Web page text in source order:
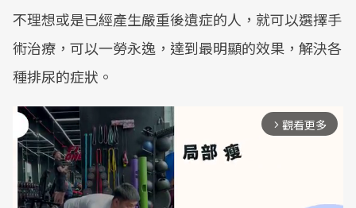
不理想或是已經產生嚴重後遺症的人，就可以選擇手
術治療，可以一勞永逸，達到最明顯的效果，解決各
種排尿的症狀。
arrow_forward_ios 觀看更多